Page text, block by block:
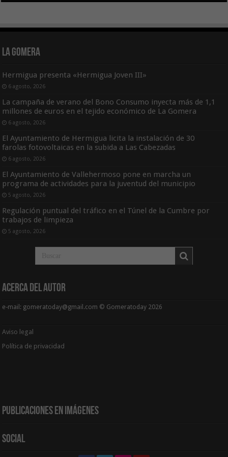
La Gomera
Hermigua presenta «Hermigua Joven III»
6 agosto, 2026
La campaña de verano del Bono Consumo inyecta más de 1,1
millones de euros en el tejido económico de La Gomera
6 agosto, 2026
El Ayuntamiento de Hermigua licita la instalación de 30
farolas fotovoltaicas en la subida a Las Cabezadas
6 agosto, 2026
El Ayuntamiento de Vallehermoso pone en marcha un
programa de actividades para la juventud del municipio
5 agosto, 2026
Regulación puntual del tráfico en el Túnel de la Cumbre por
trabajos de limpieza
5 agosto, 2026
Acerca del Autor
e-mail: gomeratoday@gmail.com © Gomeratoday 2026
Aviso legal
Política de privacidad
Publicaciones en Imágenes
Social